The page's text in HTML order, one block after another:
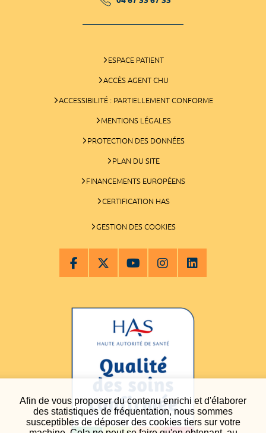
Afin de vous proposer du contenu enrichi et d'élaborer
des statistiques de fréquentation, nous sommes
susceptibles de déposer des cookies tiers sur votre
ESPACE PATIENT
ACCÈS AGENT CHU
ACCESSIBILITÉ : PARTIELLEMENT CONFORME
MENTIONS LÉGALES
PROTECTION DES DONNÉES
PLAN DU SITE
FINANCEMENTS EUROPÉENS
CERTIFICATION HAS
GESTION DES COOKIES